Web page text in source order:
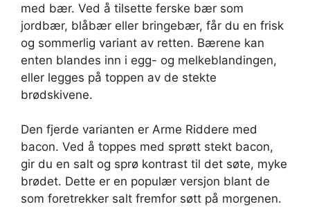
med bær. Ved å tilsette ferske bær som
jordbær, blåbær eller bringebær, får du en frisk
og sommerlig variant av retten. Bærene kan
enten blandes inn i egg- og melkeblandingen,
eller legges på toppen av de stekte
brødskivene.
Den fjerde varianten er Arme Riddere med
bacon. Ved å toppes med sprøtt stekt bacon,
gir du en salt og sprø kontrast til det søte, myke
brødet. Dette er en populær versjon blant de
som foretrekker salt fremfor søtt på morgenen.